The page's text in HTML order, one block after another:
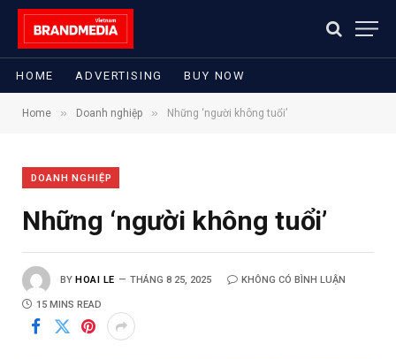
HOME ADVERTISING BUY NOW
Home » Doanh nghiệp » Những ‘người không tuổi’
DOANH NGHIỆP
Những ‘người không tuổi’
BY HOAI LE THÁNG 8 25, 2025 KHÔNG CÓ BÌNH LUẬN
15 MINS READ